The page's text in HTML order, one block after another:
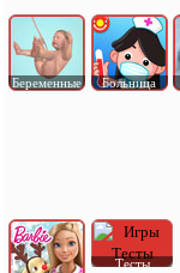
Беременные Больница
Тесты